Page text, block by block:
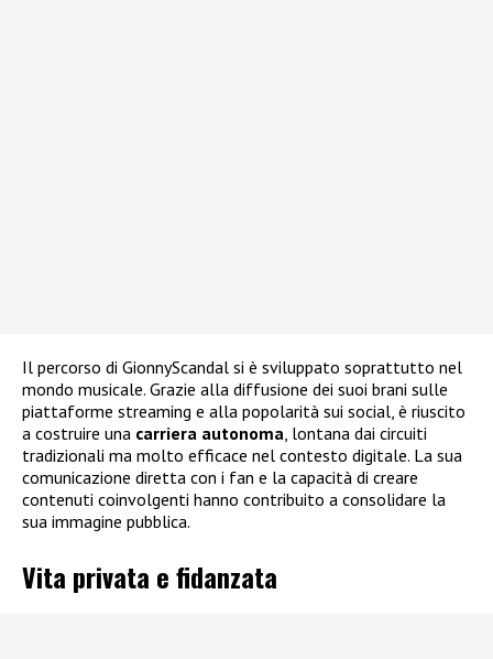
Il percorso di GionnyScandal si è sviluppato soprattutto nel
mondo musicale. Grazie alla diffusione dei suoi brani sulle
piattaforme streaming e alla popolarità sui social, è riuscito
a costruire una carriera autonoma , lontana dai circuiti
tradizionali ma molto efficace nel contesto digitale. La sua
comunicazione diretta con i fan e la capacità di creare
contenuti coinvolgenti hanno contribuito a consolidare la
sua immagine pubblica.
Vita privata e fidanzata